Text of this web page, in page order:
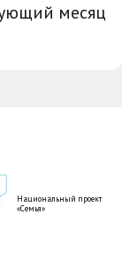
месяц
Национальный проект
«Семья»